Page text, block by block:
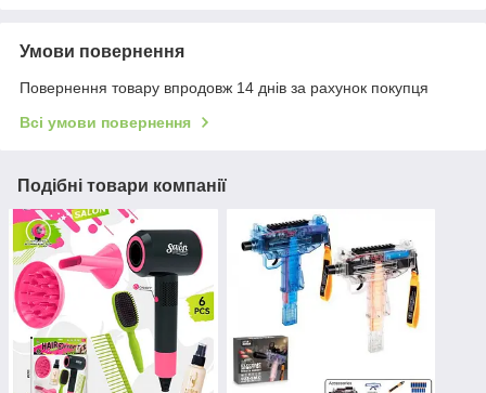
Умови повернення
Повернення товару впродовж 14 днів за рахунок покупця
Всі умови повернення
Подібні товари компанії